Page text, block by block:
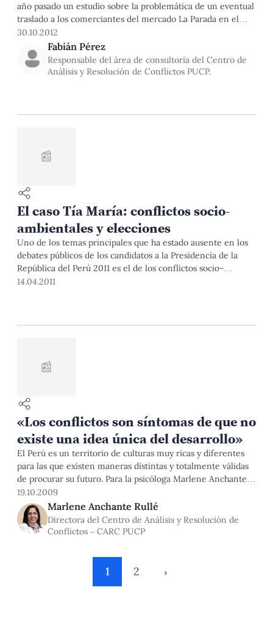
año pasado un estudio sobre la problemática de un eventual
traslado a los comerciantes del mercado La Parada en el
cual había algunas recomendaciones sobre el
procedimiento que se debía seguir. Fabián Pérez,
Responsable del área de consultoría, mencionó sobre cuáles
eran los nichos de conflicto que se habían encontrado.
30.10.2012
Fabián Pérez
Responsable del área de consultoría del Centro de
Análisis y Resolución de Conflictos PUCP.
📰
El caso Tía María: conflictos socio-
ambientales y elecciones
Uno de los temas principales que ha estado ausente en los
debates públicos de los candidatos a la Presidencia de la
República del Perú 2011 es el de los conflictos socio-
ambientales.
14.04.2011
📰
«Los conflictos son síntomas de que no
existe una idea única del desarrollo»
El Perú es un territorio de culturas muy ricas y diferentes
para las que existen maneras distintas y totalmente válidas
de procurar su futuro. Para la psicóloga Marlene Anchante,
directora adjunta del Centro de Análisis y Resolución de
Conflictos, una gran herramienta para prevenirlos es el
diálogo justo y respetuoso.
19.10.2009
Marlene Anchante Rullé
Directora del Centro de Análisis y Resolución de
Conflictos – CARC PUCP
1 2 ›